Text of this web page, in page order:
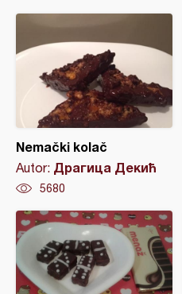
Nemački kolač
Autor: Драгица Декић
5680